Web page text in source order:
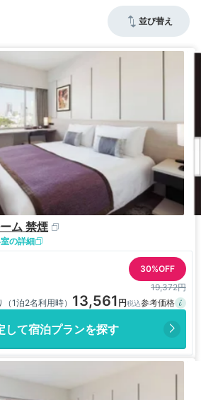
並び替え
ム 禁煙
の詳細
30%OFF
19,372円
1泊2名利用時） 13,561
して宿泊プランを探す